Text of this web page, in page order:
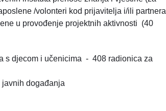
/volonteri kod prijavitelja i/ili partnera
u provođenje projektnih aktivnosti (40
s djecom i učenicima - 408 radionica za
događanja